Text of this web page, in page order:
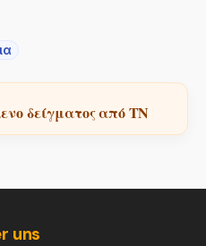
δείγματος από ΤΝ
uns